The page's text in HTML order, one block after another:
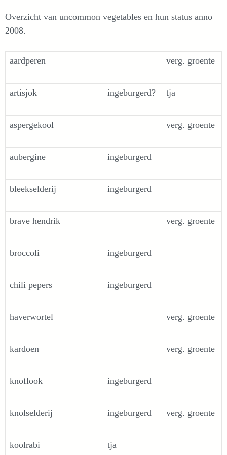
Overzicht van uncommon vegetables en hun status anno
2008.
aardperen verg. groente
artisjok ingeburgerd? tja
aspergekool verg. groente
aubergine ingeburgerd
bleekselderij ingeburgerd
brave hendrik verg. groente
broccoli ingeburgerd
chili pepers ingeburgerd
haverwortel verg. groente
kardoen verg. groente
knoflook ingeburgerd
knolselderij ingeburgerd verg. groente
koolrabi tja